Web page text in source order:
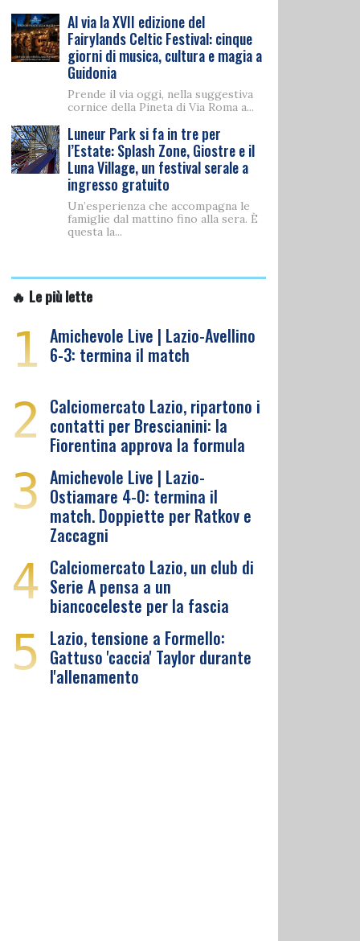
Al via la XVII edizione del
Fairylands Celtic Festival: cinque
giorni di musica, cultura e magia a
Guidonia
Prende il via oggi, nella suggestiva
cornice della Pineta di Via Roma a...
Luneur Park si fa in tre per
l’Estate: Splash Zone, Giostre e il
Luna Village, un festival serale a
ingresso gratuito
Un’esperienza che accompagna le
famiglie dal mattino fino alla sera. È
questa la...
🔥 Le più lette
1 Amichevole Live | Lazio-Avellino
6-3: termina il match
2 Calciomercato Lazio, ripartono i
contatti per Brescianini: la
Fiorentina approva la formula
3 Amichevole Live | Lazio-
Ostiamare 4-0: termina il
match. Doppiette per Ratkov e
Zaccagni
4 Calciomercato Lazio, un club di
Serie A pensa a un
biancoceleste per la fascia
5 Lazio, tensione a Formello:
Gattuso 'caccia' Taylor durante
l'allenamento